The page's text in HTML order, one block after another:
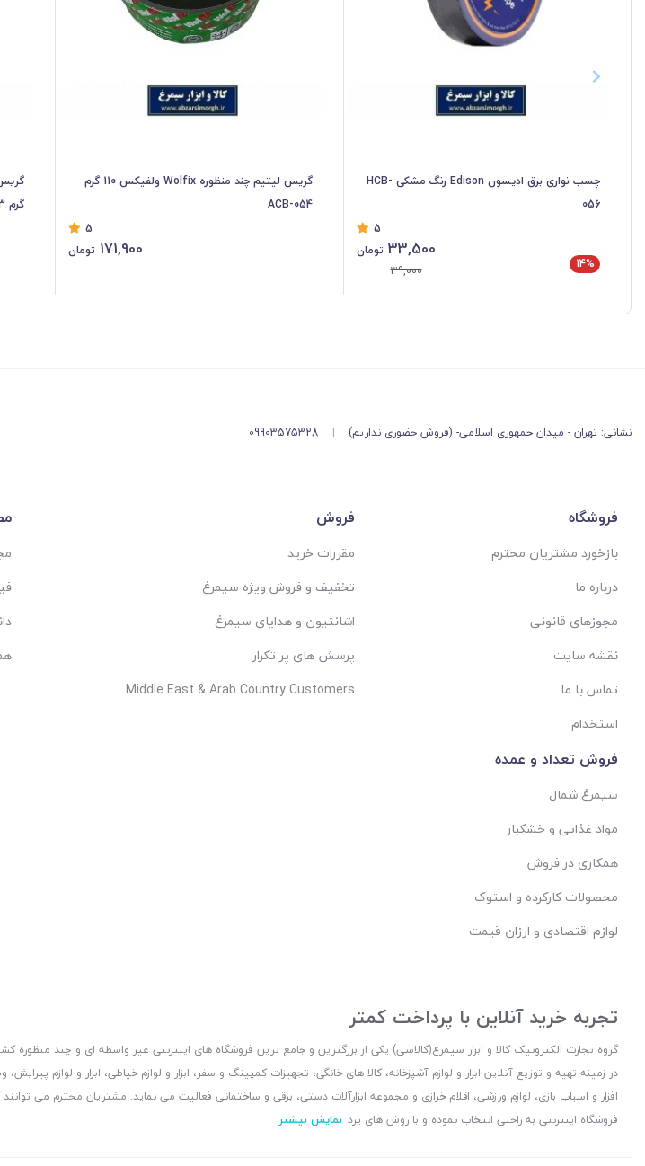
چسب نواری برق ادیسون Edison رنگ مشکی HCB-
056
5
14%
33,500 تومان
39,000
گریس لیتیم چند منظوره Wolfix ولفیکس 110 گرم
ACB-054
5
171,900 تومان
گرم ACB-053
نشانی: تهران - میدان جمهوری اسلامی- (فروش حضوری نداریم) |
09903575328
فروشگاه
بازخورد مشتریان محترم
درباره ما
مجوزهای قانونی
نقشه سایت
تماس با ما
استخدام
فروش
مقررات خرید
تخفیف و فروش ویژه سیمرغ
اشانتیون و هدایای سیمرغ
پرسش های پر تکرار
Middle East & Arab Country Customers
فروش تعداد و عمده
سیمرغ شمال
مواد غذایی و خشکبار
همکاری در فروش
محصولات کارکرده و استوک
لوازم اقتصادی و ارزان قیمت
تجربه خرید آنلاین با پرداخت کمتر
گروه تجارت الکترونیک کالا و ابزار سیمرغ(کالاسی) یکی از بزرگترین و جامع ترین فروشگاه های اینترنتی غیر واسطه ای و چند منظوره
در زمینه تهیه و توزیع آنلاین ابزار و لوازم آشپزخانه، کالا های خانگی، تجهیزات کمپینگ و سفر، ابزار و لوازم خیاطی، ابزار و لوازم
افزار و اسباب بازی، لوازم ورزشی، اقلام خرازی و مجموعه ابزارآلات دستی، برقی و ساختمانی فعالیت می نماید. مشتریان محترم می توانند
فروشگاه اینترنتی به راحتی انتخاب نموده و با روش های پرد نمایش بیشتر